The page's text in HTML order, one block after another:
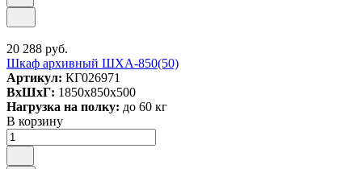
20 288 руб.
Шкаф архивный ШХА-850(50)
Артикул: КГ026971
ВxШxГ: 1850x850x500
Нагрузка на полку: до 60 кг
В корзину